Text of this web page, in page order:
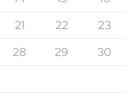
21 22
23
28 29
30